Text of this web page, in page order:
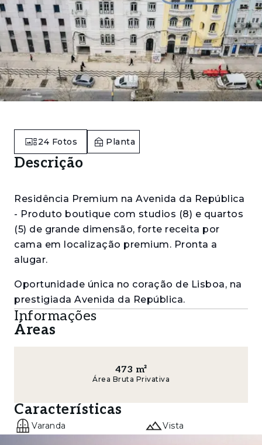
24 Fotos Planta
Descrição
Residência Premium na Avenida da República
- Produto boutique com studios (8) e quartos
(5) de grande dimensão, forte receita por
cama em localização premium. Pronta a
alugar.
Oportunidade única no coração de Lisboa, na
prestigiada Avenida da República.
Este amplo apartamento está inserido num
aproximadamente 400 m² de área útil,
encontra-se em fase avançada de
remodelação, sendo entregue totalmente
renovado.
Informações
Áreas
473 m²
Área Bruta Privativa
Características
Varanda Vista